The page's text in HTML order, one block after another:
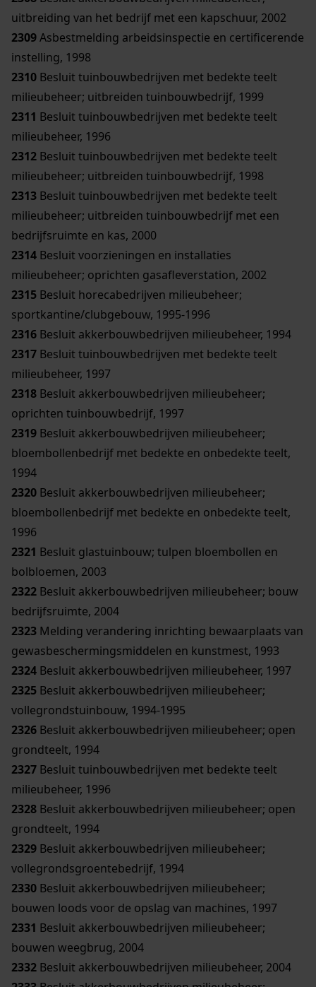
uitbreiding van het bedrijf met een kapschuur, 2002
2309Asbestmelding arbeidsinspectie en certificerende
instelling, 1998
2310 Besluit tuinbouwbedrijven met bedekte teelt
milieubeheer; uitbreiden tuinbouwbedrijf, 1999
2311 Besluit tuinbouwbedrijven met bedekte teelt
milieubeheer, 1996
2312 Besluit tuinbouwbedrijven met bedekte teelt
milieubeheer; uitbreiden tuinbouwbedrijf, 1998
2313 Besluit tuinbouwbedrijven met bedekte teelt
milieubeheer; uitbreiden tuinbouwbedrijf met een
bedrijfsruimte en kas, 2000
2314 Besluit voorzieningen en installaties
milieubeheer; oprichten gasafleverstation, 2002
2315 Besluit horecabedrijven milieubeheer;
sportkantine/clubgebouw, 1995-1996
2316 Besluit akkerbouwbedrijven milieubeheer, 1994
2317 Besluit tuinbouwbedrijven met bedekte teelt
milieubeheer, 1997
2318 Besluit akkerbouwbedrijven milieubeheer;
oprichten tuinbouwbedrijf, 1997
2319 Besluit akkerbouwbedrijven milieubeheer;
bloembollenbedrijf met bedekte en onbedekte teelt,
1994
2320 Besluit akkerbouwbedrijven milieubeheer;
bloembollenbedrijf met bedekte en onbedekte teelt,
1996
2321 Besluit glastuinbouw; tulpen bloembollen en
bolbloemen, 2003
2322 Besluit akkerbouwbedrijven milieubeheer; bouw
bedrijfsruimte, 2004
2323 Melding verandering inrichting bewaarplaats van
gewasbeschermingsmiddelen en kunstmest, 1993
2324 Besluit akkerbouwbedrijven milieubeheer, 1997
2325 Besluit akkerbouwbedrijven milieubeheer;
vollegrondstuinbouw, 1994-1995
2326 Besluit akkerbouwbedrijven milieubeheer; open
grondteelt, 1994
2327 Besluit tuinbouwbedrijven met bedekte teelt
milieubeheer, 1996
2328 Besluit akkerbouwbedrijven milieubeheer; open
grondteelt, 1994
2329 Besluit akkerbouwbedrijven milieubeheer;
vollegrondsgroentebedrijf, 1994
2330 Besluit akkerbouwbedrijven milieubeheer;
bouwen loods voor de opslag van machines, 1997
2331 Besluit akkerbouwbedrijven milieubeheer;
bouwen weegbrug, 2004
2332 Besluit akkerbouwbedrijven milieubeheer, 2004